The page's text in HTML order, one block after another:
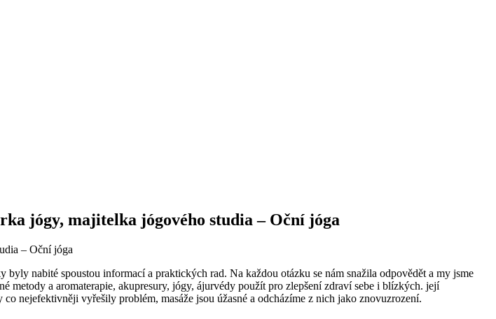
jógy, majitelka jógového studia – Oční jóga
– Oční jóga
nabité spoustou informací a praktických rad. Na každou otázku se nám snažila odpovědět a my jsme
a aromaterapie, akupresury, jógy, ájurvédy použít pro zlepšení zdraví sebe i blízkých. její
nejefektivněji vyřešily problém, masáže jsou úžasné a odcházíme z nich jako znovuzrození.